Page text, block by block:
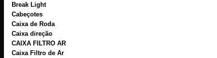
Break Light
Cabeçotes
Caixa de Roda
Caixa direção
CAIXA FILTRO AR
Caixa Filtro de Ar